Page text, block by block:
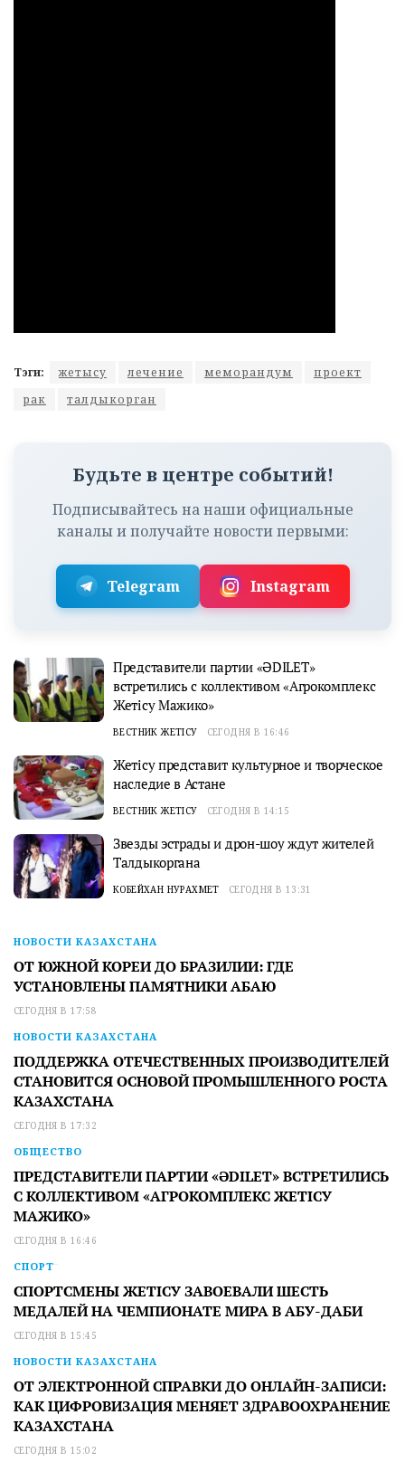
Тэги: жетысу лечение меморандум
проект
рак
талдыкорган
Будьте в центре событий!
Подписывайтесь на наши официальные
каналы и получайте новости первыми:
Telegram Instagram
Представители партии «ӘDILET»
встретились с коллективом «Агрокомплекс
Жетісу Мажико»
ВЕСТНИК ЖЕТІСУ СЕГОДНЯ В 16:46
Жетісу представит культурное и творческое
наследие в Астане
ВЕСТНИК ЖЕТІСУ СЕГОДНЯ В 14:15
Звезды эстрады и дрон-шоу ждут жителей
Талдыкоргана
КОБЕЙХАН НУРАХМЕТ СЕГОДНЯ В 13:31
НОВОСТИ КАЗАХСТАНА
ОТ ЮЖНОЙ КОРЕИ ДО БРАЗИЛИИ: ГДЕ
УСТАНОВЛЕНЫ ПАМЯТНИКИ АБАЮ
СЕГОДНЯ В 17:58
НОВОСТИ КАЗАХСТАНА
ПОДДЕРЖКА ОТЕЧЕСТВЕННЫХ ПРОИЗВОДИТЕЛЕЙ
СТАНОВИТСЯ ОСНОВОЙ ПРОМЫШЛЕННОГО РОСТА
КАЗАХСТАНА
СЕГОДНЯ В 17:32
ОБЩЕСТВО
ПРЕДСТАВИТЕЛИ ПАРТИИ «ӘDILET» ВСТРЕТИЛИСЬ
С КОЛЛЕКТИВОМ «АГРОКОМПЛЕКС ЖЕТІСУ
МАЖИКО»
СЕГОДНЯ В 16:46
СПОРТ
СПОРТСМЕНЫ ЖЕТІСУ ЗАВОЕВАЛИ ШЕСТЬ
МЕДАЛЕЙ НА ЧЕМПИОНАТЕ МИРА В АБУ-ДАБИ
СЕГОДНЯ В 15:45
НОВОСТИ КАЗАХСТАНА
ОТ ЭЛЕКТРОННОЙ СПРАВКИ ДО ОНЛАЙН-ЗАПИСИ:
КАК ЦИФРОВИЗАЦИЯ МЕНЯЕТ ЗДРАВООХРАНЕНИЕ
КАЗАХСТАНА
СЕГОДНЯ В 15:02